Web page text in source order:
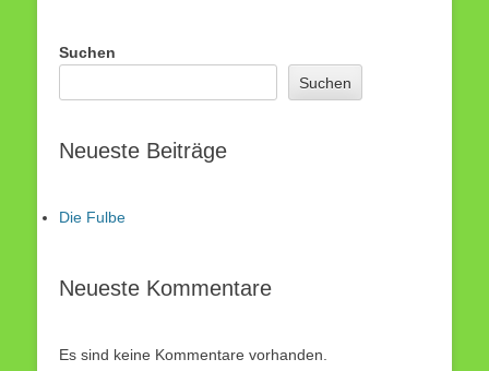
Suchen
Suchen
Neueste Beiträge
Die Fulbe
Neueste Kommentare
Es sind keine Kommentare vorhanden.